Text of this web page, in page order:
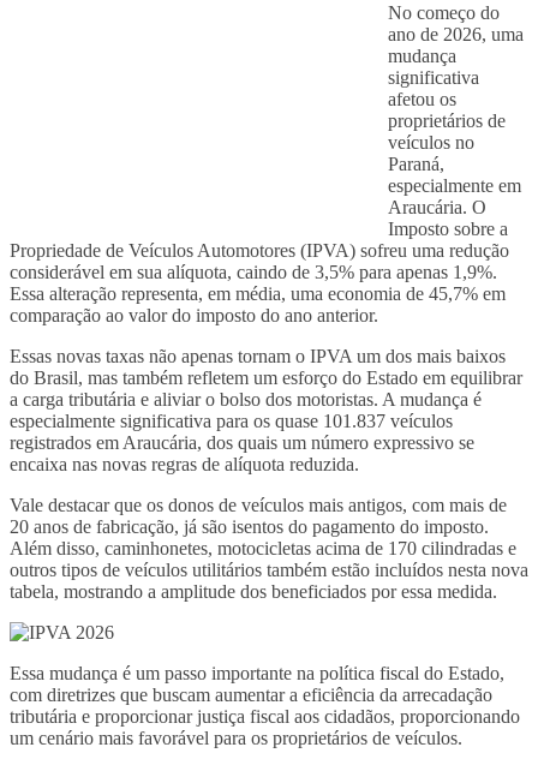
No começo do
ano de 2026, uma
mudança
significativa
afetou os
proprietários de
veículos no
Paraná,
especialmente em
Araucária. O
Imposto sobre a
Propriedade de Veículos Automotores (IPVA) sofreu uma redução
considerável em sua alíquota, caindo de 3,5% para apenas 1,9%.
Essa alteração representa, em média, uma economia de 45,7% em
comparação ao valor do imposto do ano anterior.
Essas novas taxas não apenas tornam o IPVA um dos mais baixos
do Brasil, mas também refletem um esforço do Estado em equilibrar
a carga tributária e aliviar o bolso dos motoristas. A mudança é
especialmente significativa para os quase 101.837 veículos
registrados em Araucária, dos quais um número expressivo se
encaixa nas novas regras de alíquota reduzida.
Vale destacar que os donos de veículos mais antigos, com mais de
20 anos de fabricação, já são isentos do pagamento do imposto.
Além disso, caminhonetes, motocicletas acima de 170 cilindradas e
outros tipos de veículos utilitários também estão incluídos nesta nova
tabela, mostrando a amplitude dos beneficiados por essa medida.
Essa mudança é um passo importante na política fiscal do Estado,
com diretrizes que buscam aumentar a eficiência da arrecadação
tributária e proporcionar justiça fiscal aos cidadãos, proporcionando
um cenário mais favorável para os proprietários de veículos.